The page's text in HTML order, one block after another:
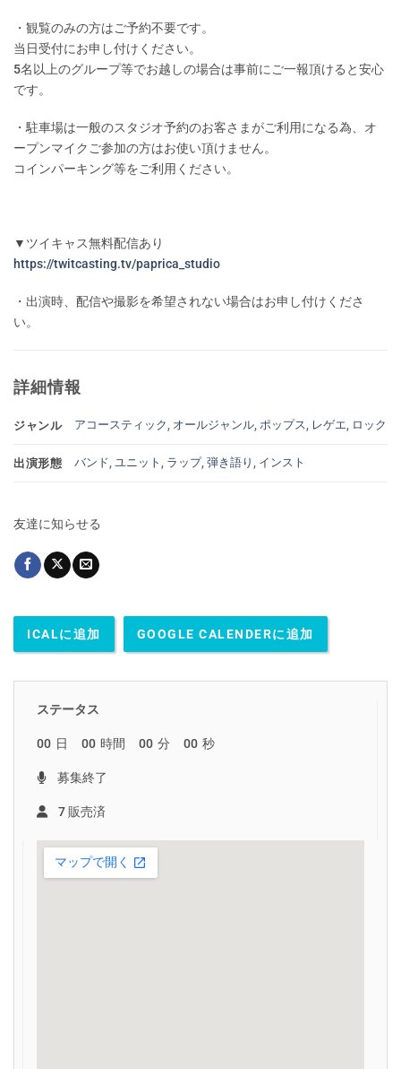
・観覧のみの方はご予約不要です。
当日受付にお申し付けください。
5名以上のグループ等でお越しの場合は事前にご一報頂けると安心
です。
・駐車場は一般のスタジオ予約のお客さまがご利用になる為、オ
ープンマイクご参加の方はお使い頂けません。
コインパーキング等をご利用ください。
▼ツイキャス無料配信あり
https://twitcasting.tv/paprica_studio
・出演時、配信や撮影を希望されない場合はお申し付けくださ
い。
詳細情報
ジャンル アコースティック オールジャンル ポップス レゲエ ロック
出演形態 バンド ユニット ラップ,弾き語り インスト
友達に知らせる
ICALに追加 GOOGLE CALENDERに追加
ステータス
00 日 00 時間 00 分 00 秒
募集終了
7 販売済